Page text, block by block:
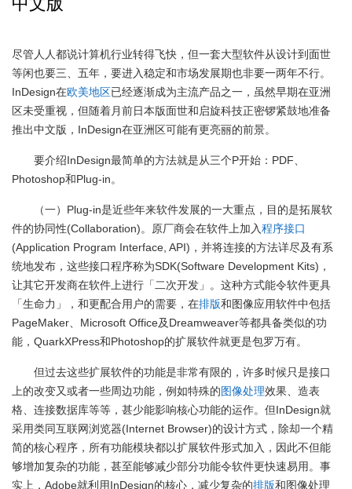
尽管人人都说计算机行业转得飞快，但一套大型软件从设计到面世
等闲也要三、五年，要进入稳定和市场发展期也非要一两年不行。
InDesign在欧美地区已经逐渐成为主流产品之一，虽然早期在亚洲
区未受重视，但随着月前日本版面世和启旋科技正密锣紧鼓地准备
推出中文版，InDesign在亚洲区可能有更亮丽的前景。
要介绍InDesign最简单的方法就是从三个P开始：PDF、
Photoshop和Plug-in。
（一）Plug-in是近些年来软件发展的一大重点，目的是拓展软
件的协同性(Collaboration)。原厂商会在软件上加入程序接口
(Application Program Interface, API)，并将连接的方法详尽及有系
统地发布，这些接口程序称为SDK(Software Development Kits)，
让其它开发商在软件上进行「二次开发」。这种方式能令软件更具
「生命力」，和更配合用户的需要，在排版和图像应用软件中包括
PageMaker、Microsoft Office及Dreamweaver等都具备类似的功
能，QuarkXPress和Photoshop的扩展软件就更是包罗万有。
但过去这些扩展软件的功能是非常有限的，许多时候只是接口
上的改变又或者一些周边功能，例如特殊的图像处理效果、造表
格、连接数据库等等，甚少能影响核心功能的运作。但InDesign就
采用类同互联网浏览器(Internet Browser)的设计方式，除却一个精
简的核心程序，所有功能模块都以扩展软件形式加入，因此不但能
够增加复杂的功能，甚至能够减少部分功能令软件更快速易用。事
实上，Adobe就利用InDesign的核心，减少复杂的排版和图像处理